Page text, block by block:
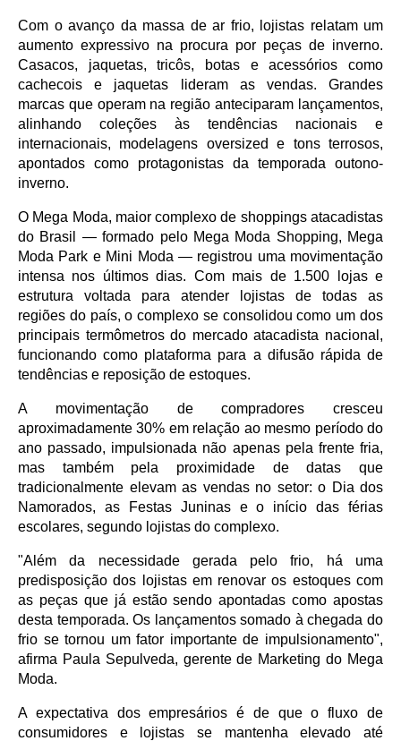
Com o avanço da massa de ar frio, lojistas relatam um
aumento expressivo na procura por peças de inverno.
Casacos, jaquetas, tricôs, botas e acessórios como
cachecois e jaquetas lideram as vendas. Grandes
marcas que operam na região anteciparam lançamentos,
alinhando coleções às tendências nacionais e
internacionais, modelagens oversized e tons terrosos,
apontados como protagonistas da temporada outono-
inverno.
O Mega Moda, maior complexo de shoppings atacadistas
do Brasil — formado pelo Mega Moda Shopping, Mega
Moda Park e Mini Moda — registrou uma movimentação
intensa nos últimos dias. Com mais de 1.500 lojas e
estrutura voltada para atender lojistas de todas as
regiões do país, o complexo se consolidou como um dos
principais termômetros do mercado atacadista nacional,
funcionando como plataforma para a difusão rápida de
tendências e reposição de estoques.
A movimentação de compradores cresceu
aproximadamente 30% em relação ao mesmo período do
ano passado, impulsionada não apenas pela frente fria,
mas também pela proximidade de datas que
tradicionalmente elevam as vendas no setor: o Dia dos
Namorados, as Festas Juninas e o início das férias
escolares, segundo lojistas do complexo.
"Além da necessidade gerada pelo frio, há uma
predisposição dos lojistas em renovar os estoques com
as peças que já estão sendo apontadas como apostas
desta temporada. Os lançamentos somado à chegada do
frio se tornou um fator importante de impulsionamento",
afirma Paula Sepulveda, gerente de Marketing do Mega
Moda.
A expectativa dos empresários é de que o fluxo de
consumidores e lojistas se mantenha elevado até